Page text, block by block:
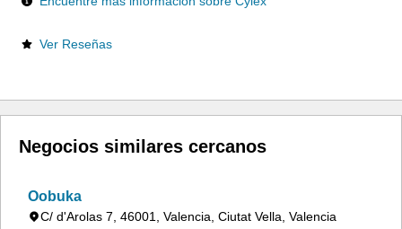
Ver Reseñas
Negocios similares cercanos
Oobuka
C/ d'Arolas 7, 46001, Valencia, Ciutat Vella, Valencia